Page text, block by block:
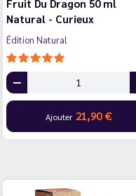
Fruit Du Dragon 50 ml
Natural - Curieux
Édition Natural
Ajouter 21,90 €